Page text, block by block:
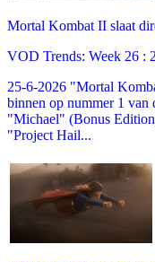
Mortal Kombat II slaat
VOD Trends: Week 26 :
25-6-2026 "Mortal
binnen op nummer 1
"Michael" (Bonus
"Project Hail...